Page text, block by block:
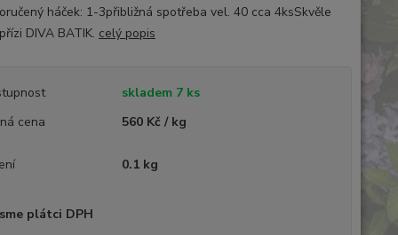
háček: 1-3přibližná spotřeba vel. 40 cca 4ksSkvěle
DIVA BATIK. celý popis
skladem 7 ks
cena
560 Kč / kg
0.1 kg
plátci DPH